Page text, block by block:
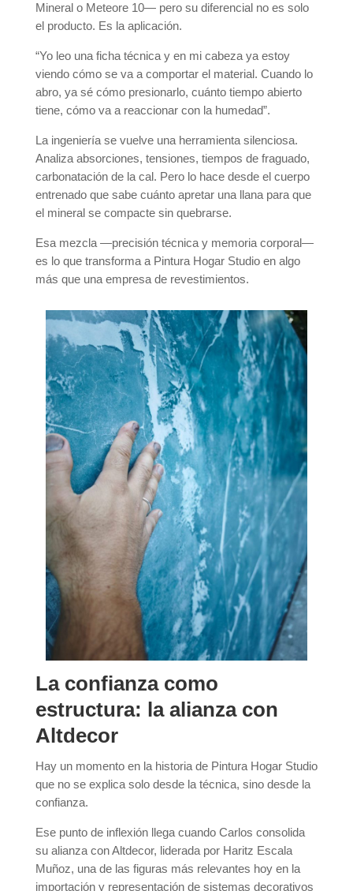
Mineral o Meteore 10— pero su diferencial no es solo
el producto. Es la aplicación.
“Yo leo una ficha técnica y en mi cabeza ya estoy
viendo cómo se va a comportar el material. Cuando lo
abro, ya sé cómo presionarlo, cuánto tiempo abierto
tiene, cómo va a reaccionar con la humedad”.
La ingeniería se vuelve una herramienta silenciosa.
Analiza absorciones, tensiones, tiempos de fraguado,
carbonatación de la cal. Pero lo hace desde el cuerpo
entrenado que sabe cuánto apretar una llana para que
el mineral se compacte sin quebrarse.
Esa mezcla —precisión técnica y memoria corporal—
es lo que transforma a Pintura Hogar Studio en algo
más que una empresa de revestimientos.
La confianza como
estructura: la alianza con
Altdecor
Hay un momento en la historia de Pintura Hogar Studio
que no se explica solo desde la técnica, sino desde la
confianza.
Ese punto de inflexión llega cuando Carlos consolida
su alianza con Altdecor, liderada por Haritz Escala
Muñoz, una de las figuras más relevantes hoy en la
importación y representación de sistemas decorativos